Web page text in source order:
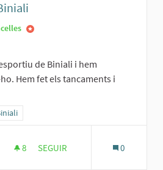
de Biniali i hem
Hem fet els tancaments i
categoria: Infraestructures
al filtrar per l'àmbit: Biniali
8 8 SEGUIDORES
SEGUIR 0